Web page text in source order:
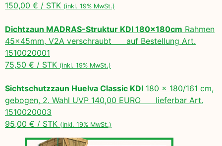
150,00 € / STK (inkl. 19% MwSt.)
Dichtzaun MADRAS-Struktur KDI 180x180cm Rahmen
45x45mm, V2A verschraubt auf Bestellung Art.
1510020001
75,50 € / STK (inkl. 19% MwSt.)
Sichtschutzzaun Huelva Classic KDI 180 x 180/161 cm,
gebogen, 2. Wahl UVP 140,00 EURO lieferbar Art.
1510020003
95,00 € / STK (inkl. 19% MwSt.)